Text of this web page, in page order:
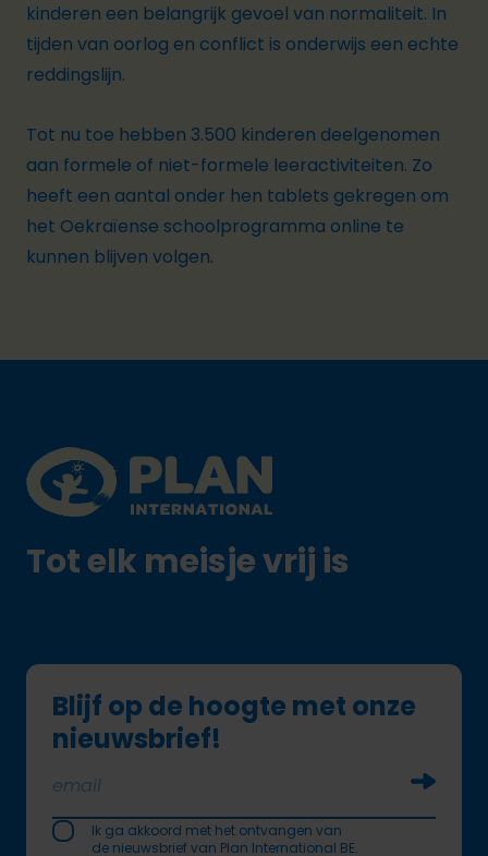
kinderen een belangrijk gevoel van normaliteit. In
tijden van oorlog en conflict is onderwijs een echte
reddingslijn.
Tot nu toe hebben 3.500 kinderen deelgenomen
aan formele of niet-formele leeractiviteiten. Zo
heeft een aantal onder hen tablets gekregen om
het Oekraïense schoolprogramma online te
kunnen blijven volgen.
Plan International logo
Tot elk meisje vrij is
Blijf op de hoogte met onze
nieuwsbrief!
Ik ga akkoord met het ontvangen van
de nieuwsbrief van Plan International BE.